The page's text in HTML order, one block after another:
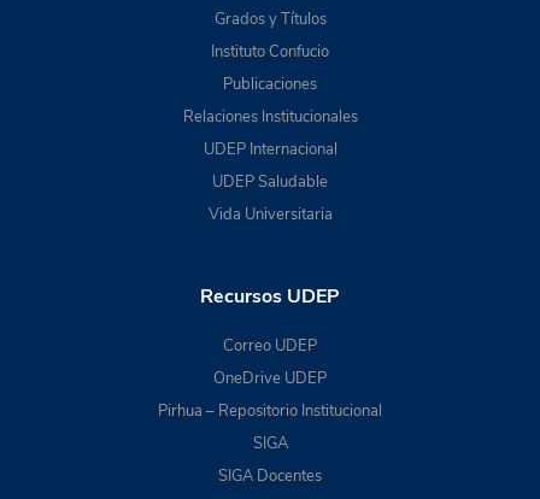
Grados y Títulos
Instituto Confucio
Publicaciones
Relaciones Institucionales
UDEP Internacional
UDEP Saludable
Vida Universitaria
Recursos UDEP
Correo UDEP
OneDrive UDEP
Pirhua – Repositorio Institucional
SIGA
SIGA Docentes